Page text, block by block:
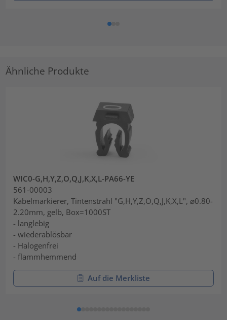
Ähnliche Produkte
WIC0-G,H,Y,Z,O,Q,J,K,X,L-PA66-YE
561-00003
Kabelmarkierer, Tintenstrahl "G,H,Y,Z,O,Q,J,K,X,L", ⌀0.80-
2.20mm, gelb, Box=1000ST
- langlebig
- wiederablösbar
- Halogenfrei
- flammhemmend
Auf die Merkliste